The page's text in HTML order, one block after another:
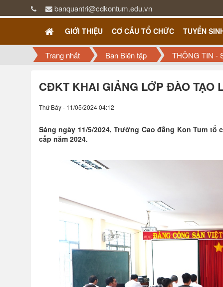
banquantri@cdkontum.edu.vn
GIỚI THIỆU CƠ CẤU TỔ CHỨC TUYỂN
Trang nhất Ban Biên tập THÔNG TIN -
CĐKT KHAI GIẢNG LỚP ĐÀO TẠO
Thứ Bảy - 11/05/2024 04:12
Sáng ngày 11/5/2024, Trường Cao đẳng Kon Tum
cấp năm 2024.